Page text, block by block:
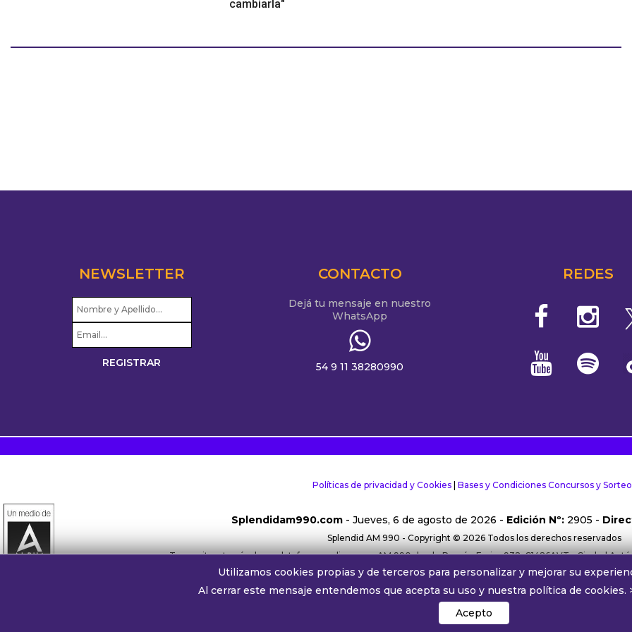
cambiarla"
NEWSLETTER CONTACTO
Dejá tu mensaje en nuestro
WhatsApp
54 9 11 38280990
REDES
Políticas de privacidad y Cookies| Bases y Condiciones Concursos y
Splendidam990.com - Jueves, 6 de agosto de 2026 - Edición Nº: 2905 -
Splendid AM 990 - Copyright © 2026 Todos los derechos reservados
Transmite a través de su plataforma online y por AM 990 desde Ramón Freire 932, C1426AVT - Ciudad
Whatsapp oyentes:+54 911 38280990 |Comercial: comercial@alphamedia.com.ar|Trabajá con
Splendid AM 990 ® Una licencia de Radiodifusora Buenos Aires S.A.´
Utilizamos cookies propias y de terceros para personalizar y mejorar su
Al cerrar este mensaje entendemos que acepta su uso y nuestra política de cookies.
Acepto